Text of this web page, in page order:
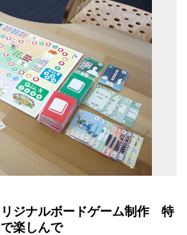
ジナルボードゲーム制作 特
楽しんで